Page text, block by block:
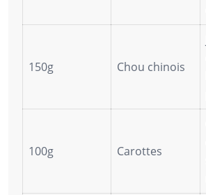
150g Chou chinois
100g Carottes